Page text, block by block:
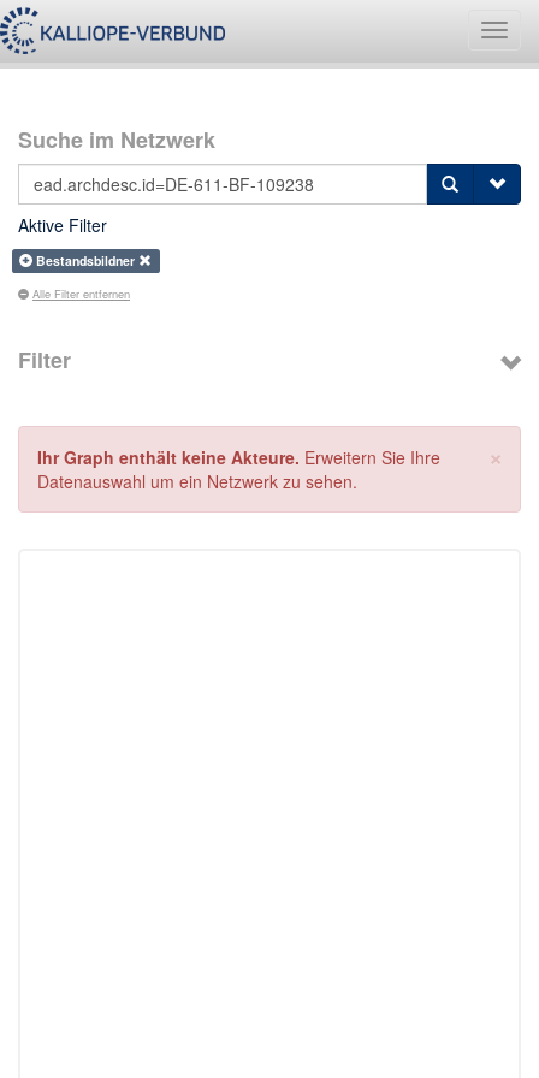
Suche im Netzwerk
Aktive Filter
Bestandsbildner
Alle Filter entfernen
Filter
×
Ihr Graph enthält keine Akteure. Erweitern Sie Ihre
Datenauswahl um ein Netzwerk zu sehen.